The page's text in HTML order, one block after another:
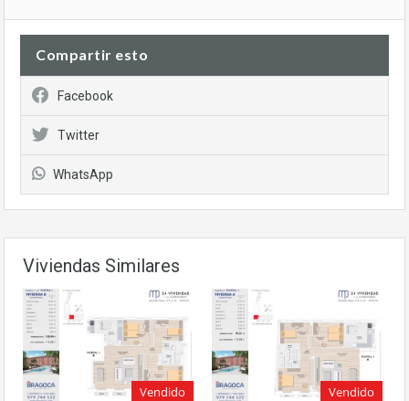
Compartir esto
Facebook
Twitter
WhatsApp
Viviendas Similares
Vendido Vendido